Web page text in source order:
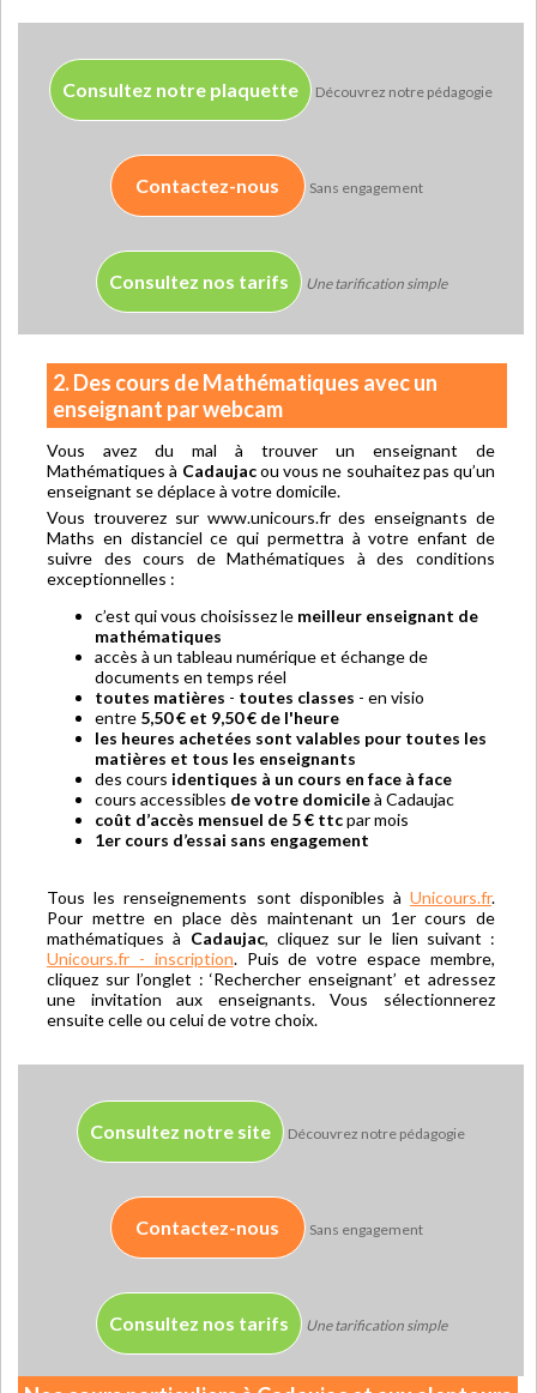
Consultez notre plaquette Découvrez notre pédagogie
Contactez-nous Sans engagement
Consultez nos tarifs Une tarification simple
2. Des cours de Mathématiques avec un
enseignant par webcam
Vous avez du mal à trouver un enseignant de
Mathématiques à Cadaujacou vous ne souhaitez pas qu’un
enseignant se déplace à votre domicile.
Vous trouverez sur www.unicours.fr des enseignants de
Maths en distanciel ce qui permettra à votre enfant de
suivre des cours de Mathématiques à des conditions
exceptionnelles :
c’est qui vous choisissez le meilleur enseignant de
mathématiques
accès à un tableau numérique et échange de
documents en temps réel
toutes matières - toutes classes - en visio
entre 5,50 € et 9,50 € de l'heure
les heures achetées sont valables pour toutes les
matières et tous les enseignants
des cours identiques à un cours en face à face
cours accessibles de votre domicileà Cadaujac
coût d’accès mensuel de 5 € ttcpar mois
1er cours d’essai sans engagement
Tous les renseignements sont disponibles à Unicours.fr.
Pour mettre en place dès maintenant un 1er cours de
mathématiques à Cadaujac, cliquez sur le lien suivant :
Unicours.fr - inscription. Puis de votre espace membre,
cliquez sur l’onglet : ‘Rechercher enseignant’ et adressez
une invitation aux enseignants. Vous sélectionnerez
ensuite celle ou celui de votre choix.
Consultez notre site Découvrez notre pédagogie
Contactez-nous Sans engagement
Consultez nos tarifs Une tarification simple